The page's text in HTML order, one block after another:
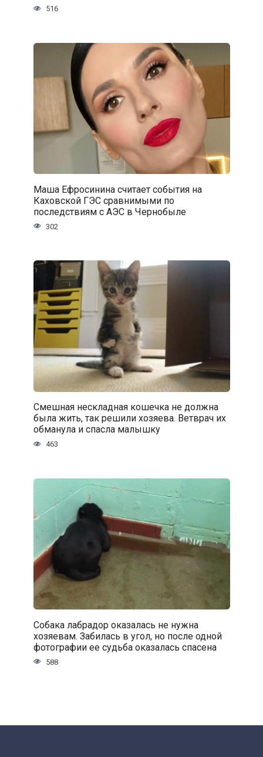
516
Маша Ефросинина считает события на
Каховской ГЭС сравнимыми по
последствиям с АЭС в Чернобыле
302
Смешная нескладная кошечка не должна
была жить, так решили хозяева. Ветврач их
обманула и спасла малышку
463
Собака лабрадор оказалась не нужна
хозяевам. Забилась в угол, но после одной
фотографии ее судьба оказалась спасена
588